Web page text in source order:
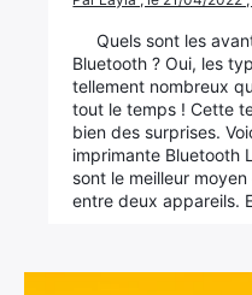
Quels sont les
Bluetooth ? Oui, les
tellement nombreux
tout le temps ! Cette
bien des surprises.
imprimante Bluetooth
sont le meilleur
entre deux appareils.